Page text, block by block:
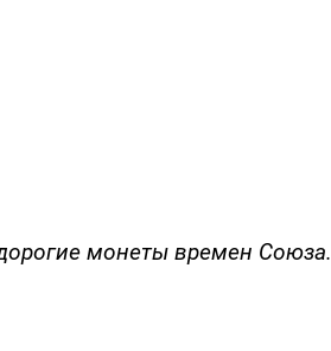
монеты времен Союза.